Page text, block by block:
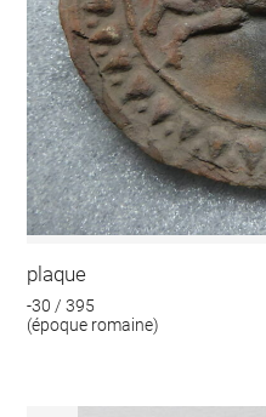
plaque
-30 / 395
(époque romaine)